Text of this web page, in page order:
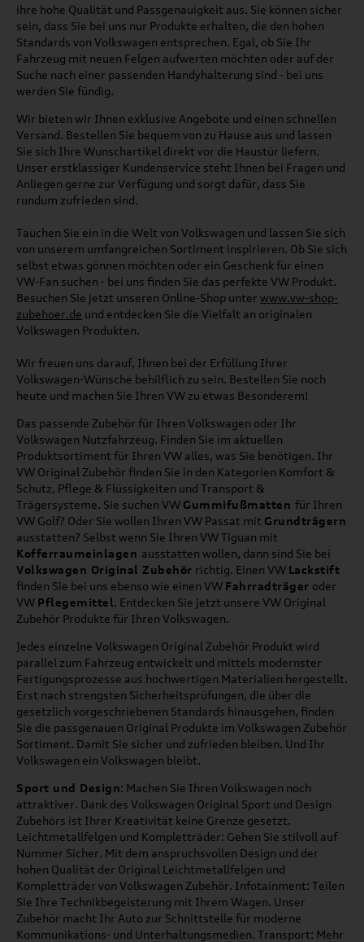
ihre hohe Qualität und Passgenauigkeit aus. Sie können sicher
sein, dass Sie bei uns nur Produkte erhalten, die den hohen
Standards von Volkswagen entsprechen. Egal, ob Sie Ihr
Fahrzeug mit neuen Felgen aufwerten möchten oder auf der
Suche nach einer passenden Handyhalterung sind - bei uns
werden Sie fündig.
Wir bieten wir Ihnen exklusive Angebote und einen schnellen
Versand. Bestellen Sie bequem von zu Hause aus und lassen
Sie sich Ihre Wunschartikel direkt vor die Haustür liefern.
Unser erstklassiger Kundenservice steht Ihnen bei Fragen und
Anliegen gerne zur Verfügung und sorgt dafür, dass Sie
rundum zufrieden sind.
Tauchen Sie ein in die Welt von Volkswagen und lassen Sie sich
von unserem umfangreichen Sortiment inspirieren. Ob Sie sich
selbst etwas gönnen möchten oder ein Geschenk für einen
VW-Fan suchen - bei uns finden Sie das perfekte VW Produkt.
Besuchen Sie jetzt unseren Online-Shop unter www.vw-shop-
zubehoer.de und entdecken Sie die Vielfalt an originalen
Volkswagen Produkten.
Wir freuen uns darauf, Ihnen bei der Erfüllung Ihrer
Volkswagen-Wünsche behilflich zu sein. Bestellen Sie noch
heute und machen Sie Ihren VW zu etwas Besonderem!
Das passende Zubehör für Ihren Volkswagen oder Ihr
Volkswagen Nutzfahrzeug. Finden Sie im aktuellen
Produktsortiment für Ihren VW alles, was Sie benötigen. Ihr
VW Original Zubehör finden Sie in den Kategorien Komfort &
Schutz, Pflege & Flüssigkeiten und Transport &
Trägersysteme. Sie suchen VW Gummifußmatten für Ihren
VW Golf? Oder Sie wollen Ihren VW Passat mit Grundträgern
ausstatten? Selbst wenn Sie Ihren VW Tiguan mit
Kofferraumeinlagen ausstatten wollen, dann sind Sie bei
Volkswagen Original Zubehör richtig. Einen VW Lackstift
finden Sie bei uns ebenso wie einen VW Fahrradträger oder
VW Pflegemittel. Entdecken Sie jetzt unsere VW Original
Zubehör Produkte für Ihren Volkswagen.
Jedes einzelne Volkswagen Original Zubehör Produkt wird
parallel zum Fahrzeug entwickelt und mittels modernster
Fertigungsprozesse aus hochwertigen Materialien hergestellt.
Erst nach strengsten Sicherheitsprüfungen, die über die
gesetzlich vorgeschriebenen Standards hinausgehen, finden
Sie die passgenauen Original Produkte im Volkswagen Zubehör
Sortiment. Damit Sie sicher und zufrieden bleiben. Und Ihr
Volkswagen ein Volkswagen bleibt.
Sport und Design: Machen Sie Ihren Volkswagen noch
attraktiver. Dank des Volkswagen Original Sport und Design
Zubehörs ist Ihrer Kreativität keine Grenze gesetzt.
Leichtmetallfelgen und Kompletträder: Gehen Sie stilvoll auf
Nummer Sicher. Mit dem anspruchsvollen Design und der
hohen Qualität der Original Leichtmetallfelgen und
Kompletträder von Volkswagen Zubehör. Infotainment: Teilen
Sie Ihre Technikbegeisterung mit Ihrem Wagen. Unser
Zubehör macht Ihr Auto zur Schnittstelle für moderne
Kommunikations- und Unterhaltungsmedien. Transport: Mehr